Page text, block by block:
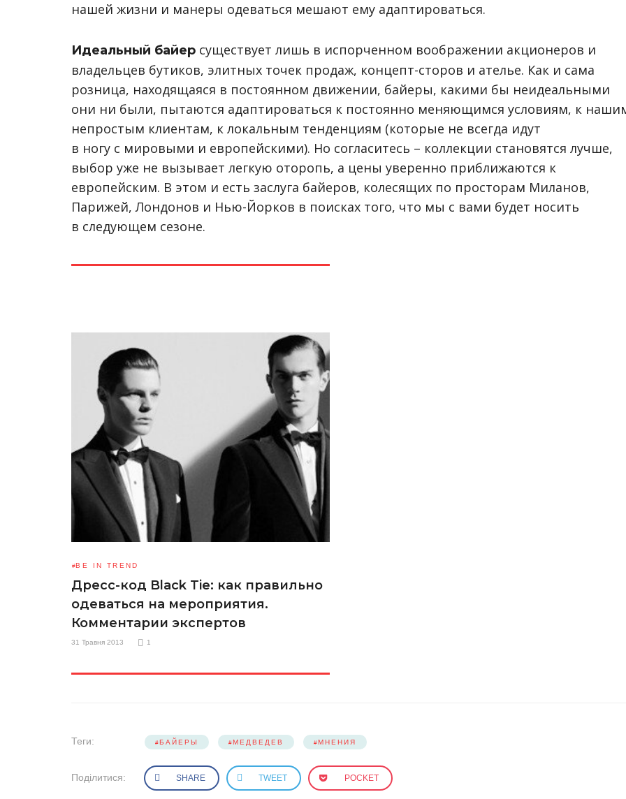
нашей жизни и манеры одеваться мешают ему адаптироваться.
Идеальный байер существует лишь в испорченном воображении акционеров и
владельцев бутиков, элитных точек продаж, концепт-сторов и ателье. Как и сама
розница, находящаяся в постоянном движении, байеры, какими бы неидеальными
они ни были, пытаются адаптироваться к постоянно меняющимся условиям, к
непростым клиентам, к локальным тенденциям (которые не всегда идут
в ногу с мировыми и европейскими). Но согласитесь – коллекции становятся лучше,
выбор уже не вызывает легкую оторопь, а цены уверенно приближаются к
европейским. В этом и есть заслуга байеров, колесящих по просторам Миланов,
Парижей, Лондонов и Нью-Йорков в поисках того, что мы с вами будет носить
в следующем сезоне.
BE IN TREND
Дресс-код Black Tie: как правильно
одеваться на мероприятия.
Комментарии экспертов
31 Травня 2013 1
Теги: БАЙЕРЫ МЕДВЕДЕВ МНЕНИЯ
Поділитися: SHARE TWEET POCKET